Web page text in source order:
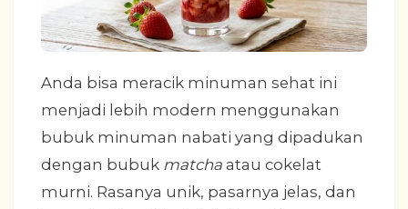
Anda bisa meracik minuman sehat ini
menjadi lebih modern menggunakan
bubuk minuman nabati yang dipadukan
dengan bubuk matcha atau cokelat
murni. Rasanya unik, pasarnya jelas, dan